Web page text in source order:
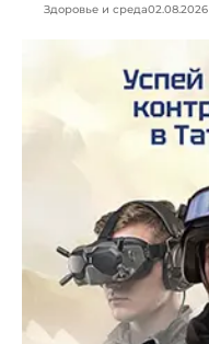
Здоровье и среда02.08.2026